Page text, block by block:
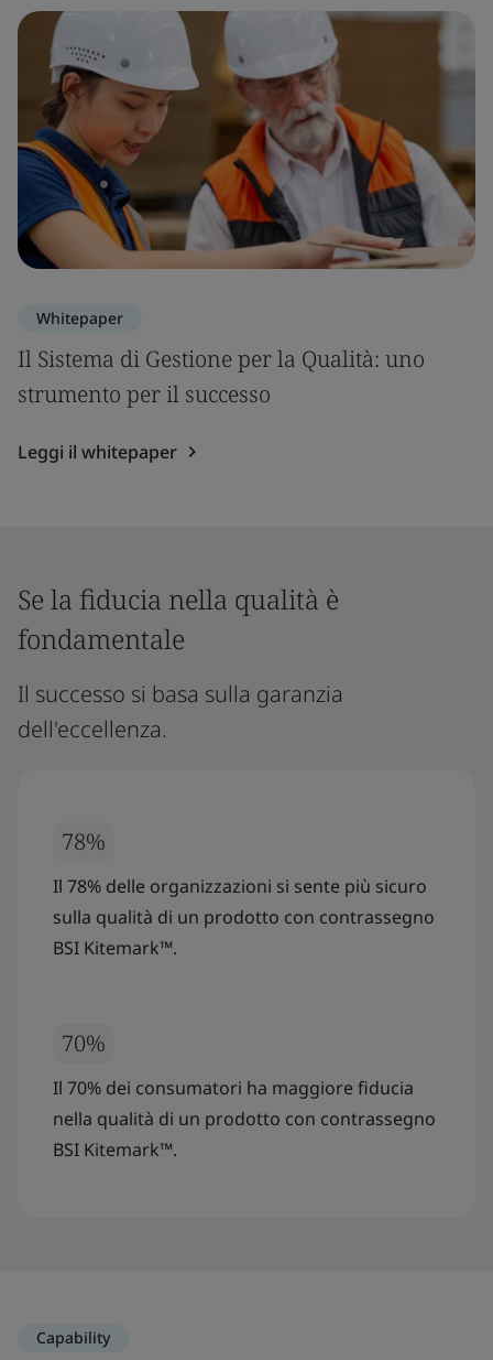
Whitepaper
Il Sistema di Gestione per la Qualità: uno
strumento per il successo
Leggi il whitepaper
Se la fiducia nella qualità è
fondamentale
Il successo si basa sulla garanzia
dell'eccellenza.
78%
Il 78% delle organizzazioni si sente più sicuro
sulla qualità di un prodotto con contrassegno
BSI Kitemark™.
70%
Il 70% dei consumatori ha maggiore fiducia
nella qualità di un prodotto con contrassegno
BSI Kitemark™.
Capability